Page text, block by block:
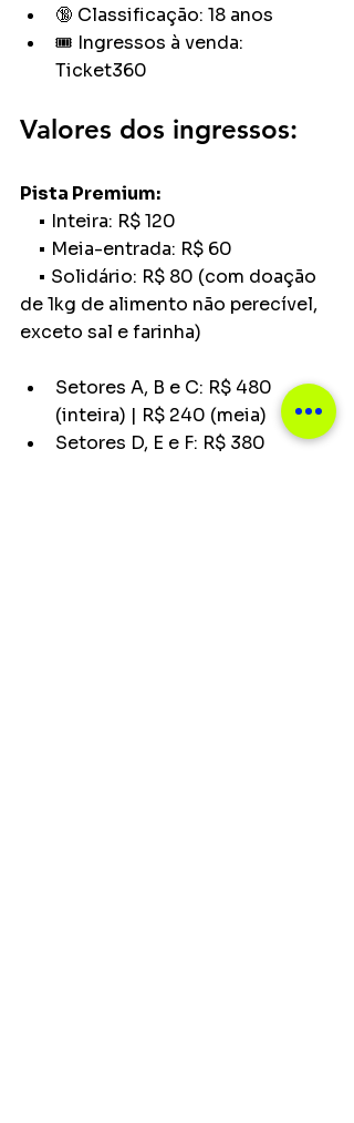
🔞 Classificação: 18 anos
🎟️ Ingressos à venda:
Ticket360
Valores dos ingressos:
Pista Premium:
• Inteira: R$ 120
• Meia-entrada: R$ 60
• Solidário: R$ 80 (com doação
de 1kg de alimento não perecível,
exceto sal e farinha)
Setores A, B e C: R$ 480
(inteira) | R$ 240 (meia)
Setores D, E e F: R$ 380